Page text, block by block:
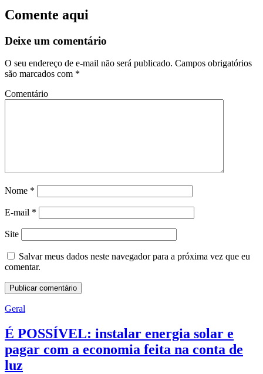
Comente aqui
Deixe um comentário
O seu endereço de e-mail não será publicado. Campos obrigatórios
são marcados com *
Comentário
Nome *
E-mail *
Site
Salvar meus dados neste navegador para a próxima vez que eu
comentar.
Geral
É POSSÍVEL: instalar energia solar e
pagar com a economia feita na conta de
luz